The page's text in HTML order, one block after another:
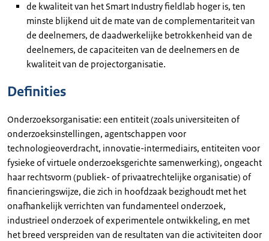
de kwaliteit van het Smart Industry fieldlab hoger is, ten
minste blijkend uit de mate van de complementariteit van
de deelnemers, de daadwerkelijke betrokkenheid van de
deelnemers, de capaciteiten van de deelnemers en de
kwaliteit van de projectorganisatie.
Definities
Onderzoeksorganisatie: een entiteit (zoals universiteiten of
onderzoeksinstellingen, agentschappen voor
technologieoverdracht, innovatie-intermediairs, entiteiten voor
fysieke of virtuele onderzoeksgerichte samenwerking), ongeacht
haar rechtsvorm (publiek- of privaatrechtelijke organisatie) of
financieringswijze, die zich in hoofdzaak bezighoudt met het
onafhankelijk verrichten van fundamenteel onderzoek,
industrieel onderzoek of experimentele ontwikkeling, en met
het breed verspreiden van de resultaten van die activiteiten door